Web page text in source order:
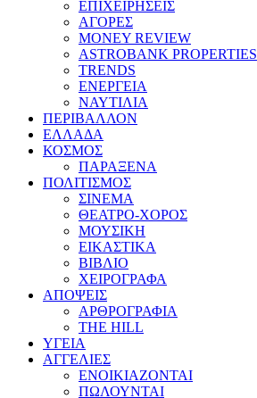
ΕΠΙΧΕΙΡΗΣΕΙΣ
ΑΓΟΡΕΣ
MONEY REVIEW
ASTROBANK PROPERTIES
TRENDS
ΕΝΕΡΓΕΙΑ
ΝΑΥΤΙΛΙΑ
ΠΕΡΙΒΑΛΛΟΝ
ΕΛΛΑΔΑ
ΚΟΣΜΟΣ
ΠΑΡΑΞΕΝΑ
ΠΟΛΙΤΙΣΜΟΣ
ΣΙΝΕΜΑ
ΘΕΑΤΡΟ-ΧΟΡΟΣ
ΜΟΥΣΙΚΗ
ΕΙΚΑΣΤΙΚΑ
ΒΙΒΛΙΟ
ΧΕΙΡΟΓΡΑΦΑ
ΑΠΟΨΕΙΣ
ΑΡΘΡΟΓΡΑΦΙΑ
THE HILL
ΥΓΕΙΑ
ΑΓΓΕΛΙΕΣ
ΕΝΟΙΚΙΑΖΟΝΤΑΙ
ΠΩΛΟΥΝΤΑΙ